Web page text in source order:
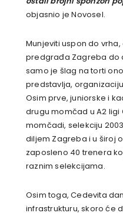
objasnio je Novosel.
Munjeviti uspon do
predgrađa Zagreba do
samo je šlag na torti
predstavlja,
Osim prve, juniorske i
drugu momčad u A2
momčadi, selekciju
diljem Zagreba i u široj
zaposleno 40 trenera
raznim selekcijama.
Osim toga, Cedevita
infrastrukturu, skoro će